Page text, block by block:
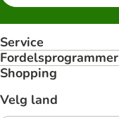
Service
Fordelsprogrammer
Shopping
Velg land